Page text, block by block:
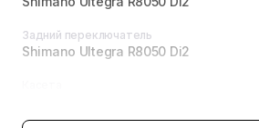
Задний переключатель
Shimano Ultegra R8050 Di2